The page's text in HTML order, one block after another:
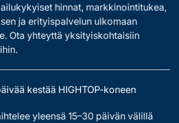
hinnat, markkinointitukea,
ja erityispalvelun ulkomaan
Ota yhteyttä yksityiskohtaisiin
kestää HIGHTOP-koneen
yleensä 15–30 päivän välillä